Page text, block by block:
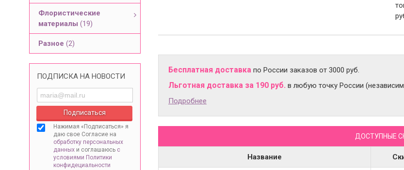
Флористические
материалы (19)
Разное (2)
ПОДПИСКА НА НОВОСТИ
Нажимая «Подписаться» я
даю свое Согласие на
обработку персональных
данных и соглашаюсь с
условиями Политики
конфидециальности
Бесплатная доставка по России заказов от 3000 руб.
Льготная доставка за 190 руб. в любую точку России
Подробнее
ДОСТУПНЫЕ
Название